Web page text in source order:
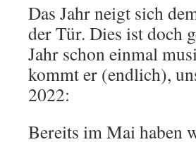
Das Jahr neigt sich
der Tür. Dies ist doch
Jahr schon einmal
kommt er (endlich),
2022:
Bereits im Mai haben